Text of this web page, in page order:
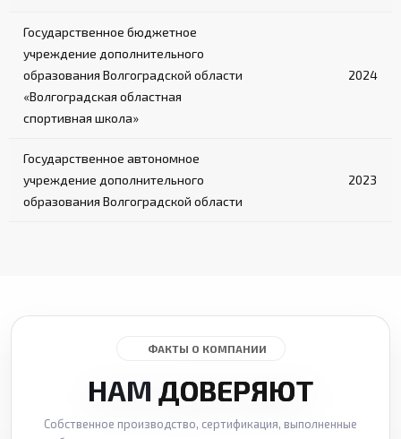
Государственное бюджетное
учреждение дополнительного
образования Волгоградской области
«Волгоградская областная
спортивная школа»
2024
Государственное автономное
учреждение дополнительного
образования Волгоградской области
2023
ФАКТЫ О КОМПАНИИ
НАМ ДОВЕРЯЮТ
Собственное производство, сертификация, выполненные